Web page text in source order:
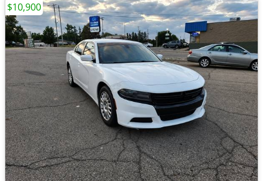
$10,900